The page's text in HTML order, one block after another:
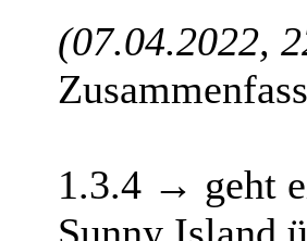
(07.04.2022,
1.3.4 → geht
Sunny Island